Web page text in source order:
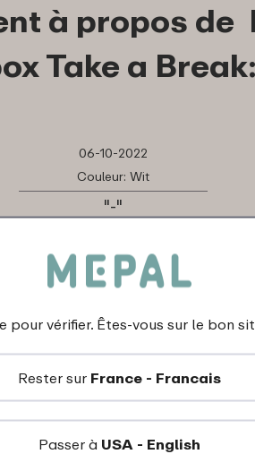
à propos
Take a Break:
06-10-2022
Couleur: Wit
"-"
Client de Mepal
Traduis en français
pour vérifier. Êtes-vous sur le bon
Rester sur France - Francais
Passer à USA - English